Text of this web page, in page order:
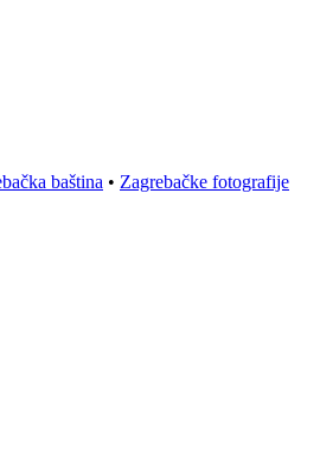
baština • Zagrebačke fotografije